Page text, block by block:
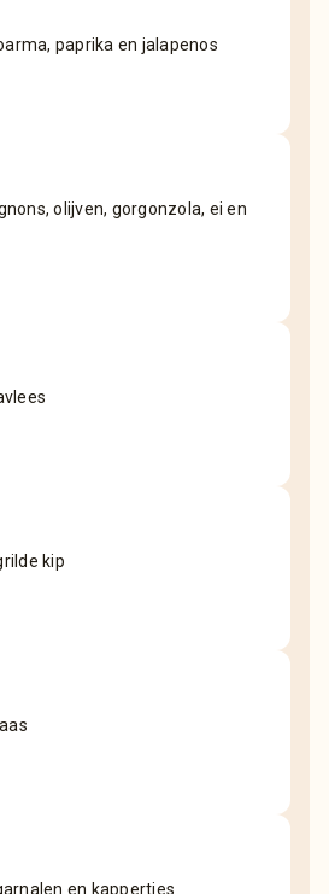
paprika en jalapenos
olijven, gorgonzola, ei en
kip
en kappertjes